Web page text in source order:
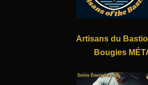
Artisans du
Bougies